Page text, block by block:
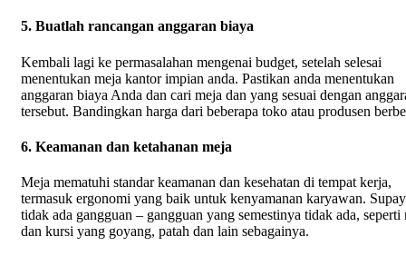
5. Buatlah rancangan anggaran biaya
Kembali lagi ke permasalahan mengenai budget, setelah selesai
menentukan meja kantor impian anda. Pastikan anda menentukan
anggaran biaya Anda dan cari meja dan yang sesuai dengan
tersebut. Bandingkan harga dari beberapa toko atau produsen
6. Keamanan dan ketahanan meja
Meja mematuhi standar keamanan dan kesehatan di tempat kerja,
termasuk ergonomi yang baik untuk kenyamanan karyawan.
tidak ada gangguan – gangguan yang semestinya tidak ada, seperti
dan kursi yang goyang, patah dan lain sebagainya.